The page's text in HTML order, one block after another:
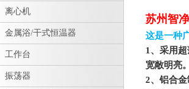
离心机
金属浴/干式恒温器
工作台
振荡器
苏州智
这是一种
1 、采用
宽敞明亮。
2、铝合金